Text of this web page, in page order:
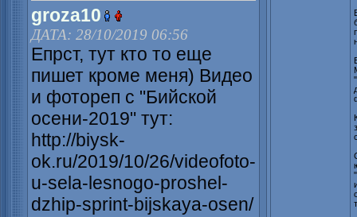
groza10
ДАТА: 28/10/2019 06:56
Епрст, тут кто то еще
пишет кроме меня) Видео
и фотореп с "Бийской
осени-2019" тут:
http://biysk-
ok.ru/2019/10/26/videofoto-
u-sela-lesnogo-proshel-
dzhip-sprint-bijskaya-osen/